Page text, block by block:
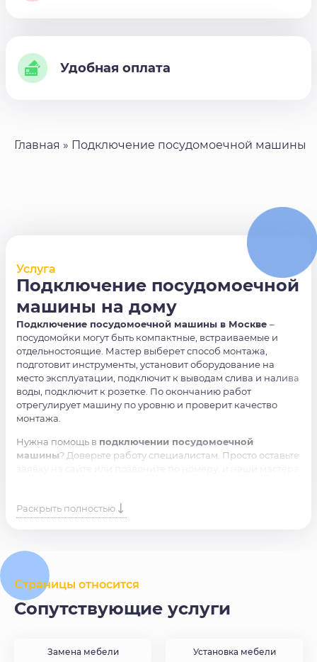
Удобная оплата
Главная » Подключение посудомоечной машины
Услуга
Подключение посудомоечной
машины на дому
Подключение посудомоечной машины в Москве –
посудомойки могут быть компактные, встраиваемые и
отдельностоящие. Мастер выберет способ монтажа,
подготовит инструменты, установит оборудование на
место эксплуатации, подключит к выводам слива и налива
воды, подключит к розетке. По окончанию работ
отрегулирует машину по уровню и проверит качество
монтажа.
Нужна помощь в подключении посудомоечной
машины? Доверьте работу специалистам. Просто оставьте
Раскрыть полностью
Страницы относится
Сопутствующие услуги
Замена мебели Установка мебели